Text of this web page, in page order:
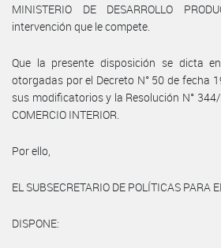
MINISTERIO DE DESARROLLO
intervención que le compete.
Que la presente disposición se dicta
otorgadas por el Decreto N° 50 de fecha
sus modificatorios y la Resolución N° 344/
COMERCIO INTERIOR.
Por ello,
EL SUBSECRETARIO DE POLÍTICAS PARA
DISPONE: